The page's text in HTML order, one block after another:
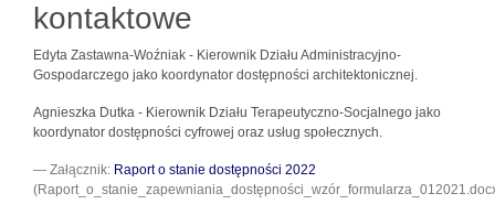
kontaktowe
Edyta Zastawna-Woźniak - Kierownik Działu Administracyjno-
Gospodarczego jako koordynator dostępności architektonicznej.
Agnieszka Dutka - Kierownik Działu Terapeutyczno-Socjalnego jako
koordynator dostępności cyfrowej oraz usług społecznych.
Załącznik: Raport o stanie dostępności 2022